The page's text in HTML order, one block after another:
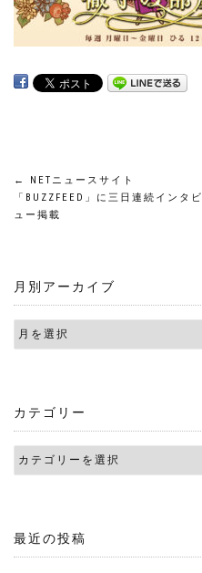
投
稿
ビ
ゲ
シ
ョ
←
NETニュースサイト
「BUZZFEED」に三日連続インタビ
ュー掲載
月別アーカイブ
カテゴリー
最近の投稿